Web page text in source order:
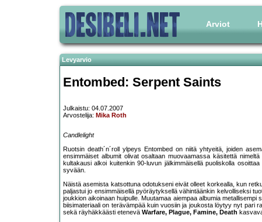
Arviot
Levyarvio
Entombed: Serpent Saints
Julkaistu: 04.07.2007
Arvostelija: Mika Roth
Candlelight
Ruotsin death´n´roll ylpeys Entombed on niitä yhtyeitä, joiden
ensimmäiset albumit olivat osaltaan muovaamassa käsitettä
kultakausi alkoi kuitenkin 90-luvun jälkimmäisellä puoliskolla
syvään.
Näistä asemista katsottuna odotukseni eivät olleet korkealla, kun
paljastui jo ensimmäisellä pyöräytyksellä vähintäänkin kelvolliseksi
joukkion aikoinaan huipulle. Muutamaa aiempaa albumia
biisimateriaali on terävämpää kuin vuosiin ja joukosta löytyy nyt pari
sekä räyhäkkäästi etenevä Warfare, Plague, Famine, Death